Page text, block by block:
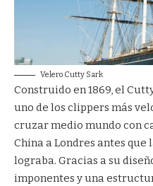
Velero Cutty Sark
Construido en 1869, el
uno de los clippers más
cruzar medio mundo con
China a Londres antes que
lograba. Gracias a su
imponentes y una